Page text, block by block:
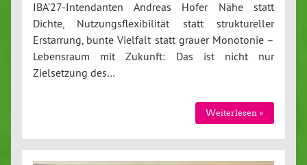
IBA’27-Intendanten Andreas Hofer Nähe statt
Dichte, Nutzungsflexibilität statt struktureller
Erstarrung, bunte Vielfalt statt grauer Monotonie –
Lebensraum mit Zukunft: Das ist nicht nur
Zielsetzung des…
Weiterlesen »